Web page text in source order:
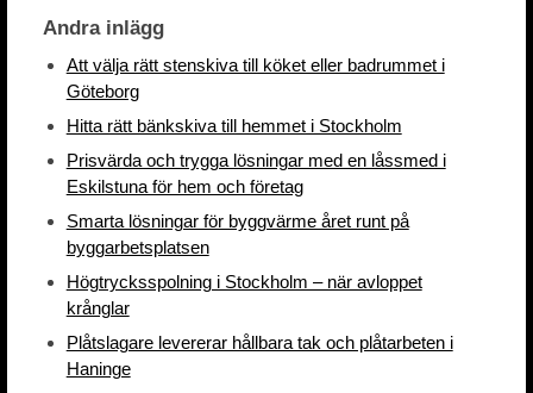
Andra inlägg
Att välja rätt stenskiva till köket eller badrummet i
Göteborg
Hitta rätt bänkskiva till hemmet i Stockholm
Prisvärda och trygga lösningar med en låssmed i
Eskilstuna för hem och företag
Smarta lösningar för byggvärme året runt på
byggarbetsplatsen
Högtrycksspolning i Stockholm – när avloppet
krånglar
Plåtslagare levererar hållbara tak och plåtarbeten i
Haninge